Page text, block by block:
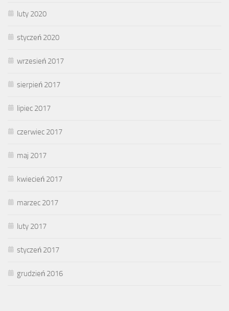
luty 2020
styczeń 2020
wrzesień 2017
sierpień 2017
lipiec 2017
czerwiec 2017
maj 2017
kwiecień 2017
marzec 2017
luty 2017
styczeń 2017
grudzień 2016